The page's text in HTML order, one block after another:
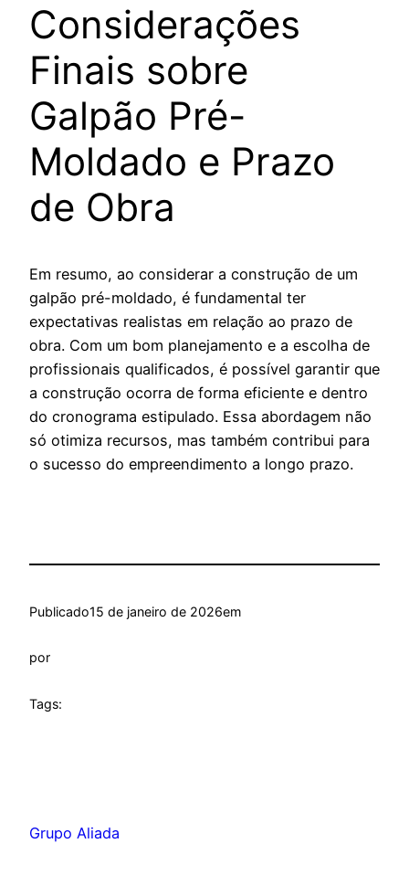
Considerações
Finais sobre
Galpão Pré-
Moldado e Prazo
de Obra
Em resumo, ao considerar a construção de um
galpão pré-moldado, é fundamental ter
expectativas realistas em relação ao prazo de
obra. Com um bom planejamento e a escolha de
profissionais qualificados, é possível garantir que
a construção ocorra de forma eficiente e dentro
do cronograma estipulado. Essa abordagem não
só otimiza recursos, mas também contribui para
o sucesso do empreendimento a longo prazo.
Publicado15 de janeiro de 2026em
por
Tags:
Grupo Aliada